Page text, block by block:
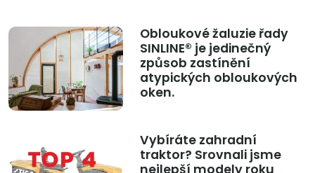
Obloukové žaluzie řady
SINLINE® je jedinečný
způsob zastínění
atypických obloukových
oken.
Vybíráte zahradní
traktor? Srovnali jsme
nejlepší modely roku